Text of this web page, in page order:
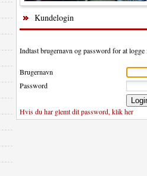
Kundelogin
Indtast brugernavn og password for at logge
Brugernavn
Password
Hvis du har glemt dit password, klik her